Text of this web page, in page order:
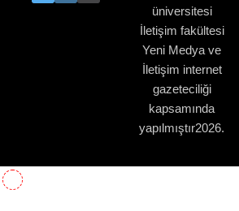
üniversitesi
İletişim fakültesi
Yeni Medya ve
İletişim internet
gazeteciliği
kapsamında
yapılmıştır2026.